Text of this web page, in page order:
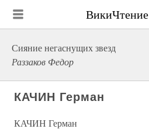
ВикиЧтение
Сияние негаснущих звезд
Раззаков Федор
КАЧИН Герман
КАЧИН Герман